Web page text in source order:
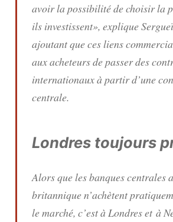
avoir la possibilité de choisir la
ils investissent», explique
ajoutant que ces liens
aux acheteurs de passer des
internationaux à partir d’une
centrale.
Londres toujours
Alors que les banques centrales
britannique n’achètent
le marché, c’est à Londres et à